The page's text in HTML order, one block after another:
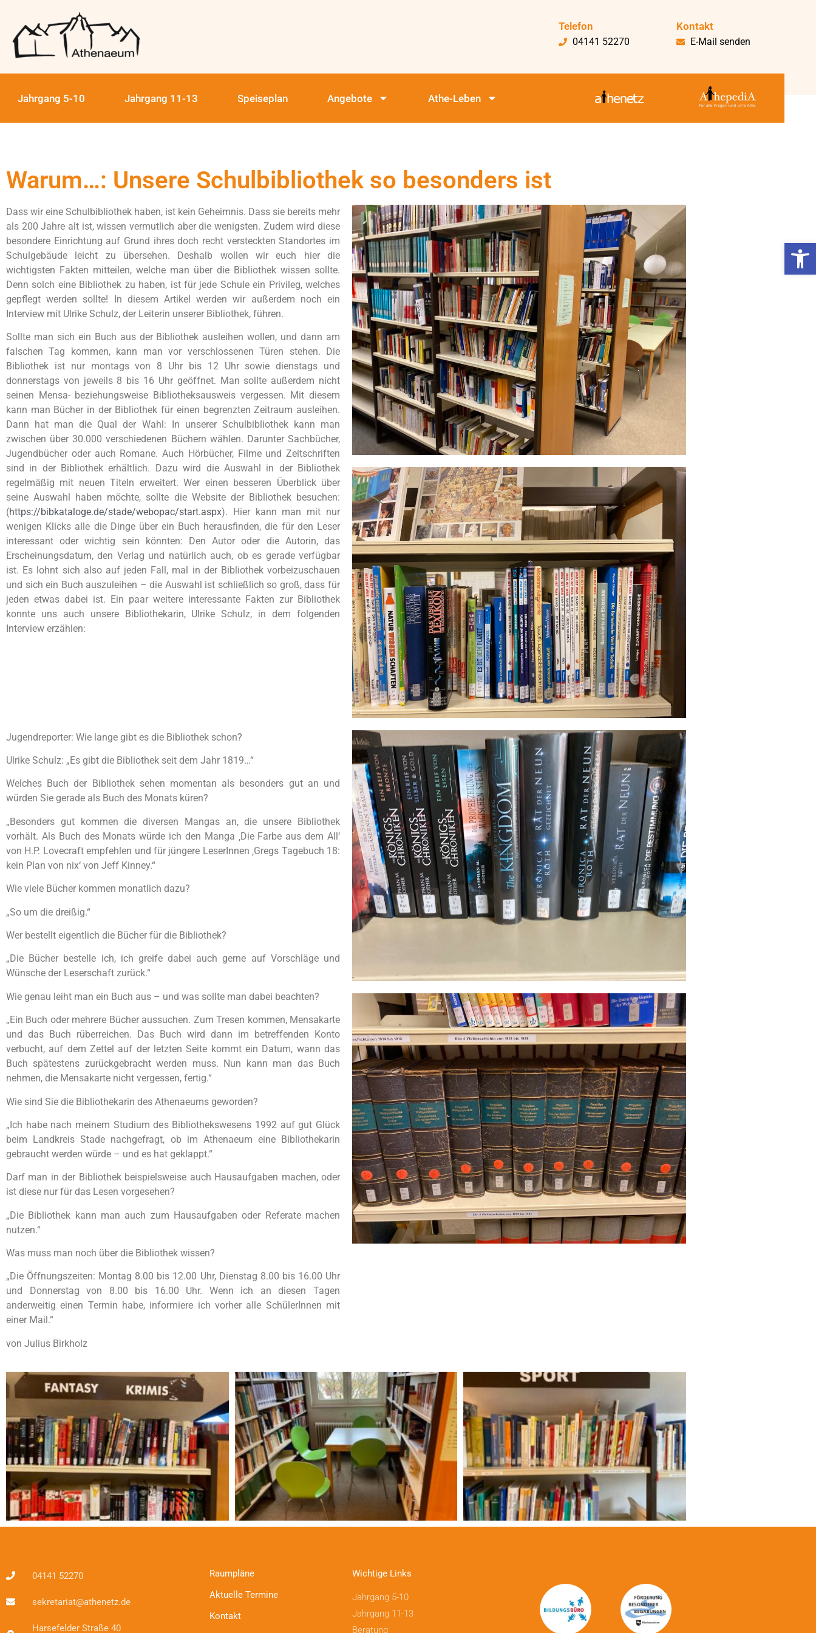
Telefon
04141 52270
Kontakt
E-Mail senden
Jahrgang 5-10 Jahrgang 11-13 Speiseplan Angebote Athe-Leben
Warum…: Unsere Schulbibliothek so besonders ist
Dass wir eine Schulbibliothek haben, ist kein Geheimnis. Dass sie bereits mehr
als 200 Jahre alt ist, wissen vermutlich aber die wenigsten. Zudem wird diese
besondere Einrichtung auf Grund ihres doch recht versteckten Standortes im
Schulgebäude leicht zu übersehen. Deshalb wollen wir euch hier die
wichtigsten Fakten mitteilen, welche man über die Bibliothek wissen sollte.
Denn solch eine Bibliothek zu haben, ist für jede Schule ein Privileg, welches
gepflegt werden sollte! In diesem Artikel werden wir außerdem noch ein
Interview mit Ulrike Schulz, der Leiterin unserer Bibliothek, führen.
Sollte man sich ein Buch aus der Bibliothek ausleihen wollen, und dann am
falschen Tag kommen, kann man vor verschlossenen Türen stehen. Die
Bibliothek ist nur montags von 8 Uhr bis 12 Uhr sowie dienstags und
donnerstags von jeweils 8 bis 16 Uhr geöffnet. Man sollte außerdem nicht
seinen Mensa- beziehungsweise Bibliotheksausweis vergessen. Mit diesem
kann man Bücher in der Bibliothek für einen begrenzten Zeitraum ausleihen.
Dann hat man die Qual der Wahl: In unserer Schulbibliothek kann man
zwischen über 30.000 verschiedenen Büchern wählen. Darunter Sachbücher,
Jugendbücher oder auch Romane. Auch Hörbücher, Filme und Zeitschriften
sind in der Bibliothek erhältlich. Dazu wird die Auswahl in der Bibliothek
regelmäßig mit neuen Titeln erweitert. Wer einen besseren Überblick über
seine Auswahl haben möchte, sollte die Website der Bibliothek besuchen:
(https://bibkataloge.de/stade/webopac/start.aspx). Hier kann man mit nur
wenigen Klicks alle die Dinge über ein Buch herausfinden, die für den Leser
interessant oder wichtig sein könnten: Den Autor oder die Autorin, das
Erscheinungsdatum, den Verlag und natürlich auch, ob es gerade verfügbar
ist. Es lohnt sich also auf jeden Fall, mal in der Bibliothek vorbeizuschauen
und sich ein Buch auszuleihen – die Auswahl ist schließlich so groß, dass für
jeden etwas dabei ist. Ein paar weitere interessante Fakten zur Bibliothek
konnte uns auch unsere Bibliothekarin, Ulrike Schulz, in dem folgenden
Interview erzählen:
Jugendreporter: Wie lange gibt es die Bibliothek schon?
Ulrike Schulz: „Es gibt die Bibliothek seit dem Jahr 1819…“
Welches Buch der Bibliothek sehen momentan als besonders gut an und
würden Sie gerade als Buch des Monats küren?
„Besonders gut kommen die diversen Mangas an, die unsere Bibliothek
vorhält. Als Buch des Monats würde ich den Manga ‚Die Farbe aus dem All‘
von H.P. Lovecraft empfehlen und für jüngere LeserInnen ‚Gregs Tagebuch 18:
kein Plan von nix‘ von Jeff Kinney.“
Wie viele Bücher kommen monatlich dazu?
„So um die dreißig.“
Wer bestellt eigentlich die Bücher für die Bibliothek?
„Die Bücher bestelle ich, ich greife dabei auch gerne auf Vorschläge und
Wünsche der Leserschaft zurück.“
Wie genau leiht man ein Buch aus – und was sollte man dabei beachten?
„Ein Buch oder mehrere Bücher aussuchen. Zum Tresen kommen, Mensakarte
und das Buch rüberreichen. Das Buch wird dann im betreffenden Konto
verbucht, auf dem Zettel auf der letzten Seite kommt ein Datum, wann das
Buch spätestens zurückgebracht werden muss. Nun kann man das Buch
nehmen, die Mensakarte nicht vergessen, fertig.“
Wie sind Sie die Bibliothekarin des Athenaeums geworden?
„Ich habe nach meinem Studium des Bibliothekswesens 1992 auf gut Glück
beim Landkreis Stade nachgefragt, ob im Athenaeum eine Bibliothekarin
gebraucht werden würde – und es hat geklappt.“
Darf man in der Bibliothek beispielsweise auch Hausaufgaben machen, oder
ist diese nur für das Lesen vorgesehen?
„Die Bibliothek kann man auch zum Hausaufgaben oder Referate machen
nutzen.“
Was muss man noch über die Bibliothek wissen?
„Die Öffnungszeiten: Montag 8.00 bis 12.00 Uhr, Dienstag 8.00 bis 16.00 Uhr
und Donnerstag von 8.00 bis 16.00 Uhr. Wenn ich an diesen Tagen
anderweitig einen Termin habe, informiere ich vorher alle SchülerInnen mit
einer Mail.“
von Julius Birkholz
04141 52270
sekretariat@athenetz.de
Harsefelder Straße 40
Raumpläne
Aktuelle Termine
Kontakt
Wichtige Links
Jahrgang 5-10
Jahrgang 11-13
Beratung